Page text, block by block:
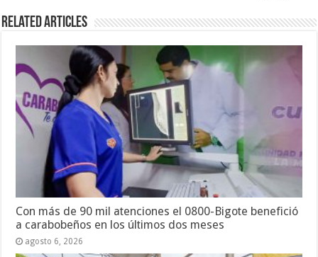
Related Articles
Con más de 90 mil atenciones el 0800-Bigote benefició
a carabobeños en los últimos dos meses
agosto 6, 2026